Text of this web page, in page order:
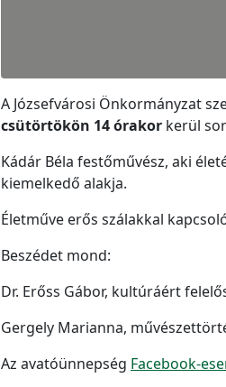
A Józsefvárosi Önkormányzat
csütörtökön 14 órakor kerül
Kádár Béla festőművész, aki
kiemelkedő alakja.
Életműve erős szálakkal
Beszédet mond:
Dr. Erőss Gábor, kultúráért
Gergely Marianna,
Az avatóünnepség Facebook-